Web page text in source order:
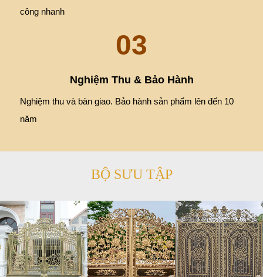
công nhanh
03
Nghiệm Thu & Bảo Hành
Nghiệm thu và bàn giao. Bảo hành sản phẩm lên đến 10
năm
BỘ SƯU TẬP